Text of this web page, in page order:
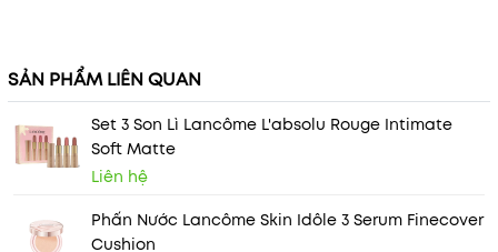
SẢN PHẨM LIÊN QUAN
Set 3 Son Lì Lancôme L'absolu Rouge Intimate
Soft Matte
Liên hệ
Phấn Nước Lancôme Skin Idôle 3 Serum Finecover
Cushion